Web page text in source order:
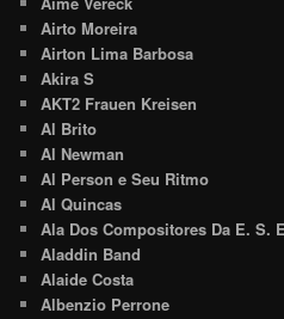
Airto Moreira
Airton Lima Barbosa
Akira S
AKT2 Frauen Kreisen
Al Brito
Al Newman
Al Person e Seu Ritmo
Al Quincas
Ala Dos Compositores Da E. S.
Aladdin Band
Alaide Costa
Albenzio Perrone